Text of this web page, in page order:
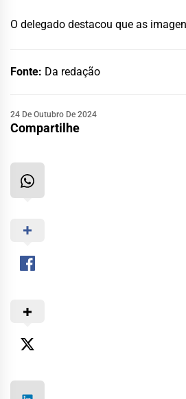
O delegado destacou que as
Fonte: Da redação
24 De Outubro De 2024
Compartilhe